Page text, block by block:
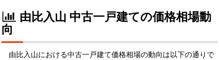
由比入山 中古一戸建ての価格相場動
向
由比入山における中古一戸建て価格相場の動向は以下の通りで